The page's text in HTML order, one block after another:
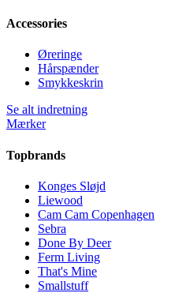
Accessories
Øreringe
Hårspænder
Smykkeskrin
Se alt indretning
Mærker
Topbrands
Konges Sløjd
Liewood
Cam Cam Copenhagen
Sebra
Done By Deer
Ferm Living
That's Mine
Smallstuff